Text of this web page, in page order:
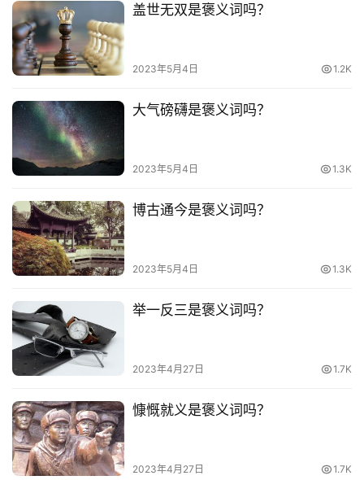
词
常
用
词
网
络
热
词
电
影
台
词
其
词
语
登录 注册
盖世无双是褒义词吗？
2023年5月4日 1.2K
大气磅礴是褒义词吗？
2023年5月4日 1.3K
博古通今是褒义词吗？
2023年5月4日 1.3K
举一反三是褒义词吗？
2023年4月27日 1.7K
慷慨就义是褒义词吗？
2023年4月27日 1.7K